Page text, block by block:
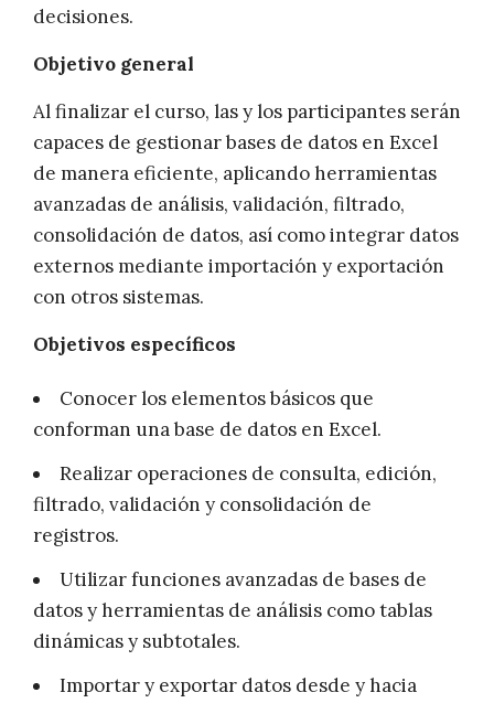
decisiones.
Objetivo general
Al finalizar el curso, las y los participantes serán
capaces de gestionar bases de datos en Excel
de manera eficiente, aplicando herramientas
avanzadas de análisis, validación, filtrado,
consolidación de datos, así como integrar datos
externos mediante importación y exportación
con otros sistemas.
Objetivos específicos
Conocer los elementos básicos que
conforman una base de datos en Excel.
Realizar operaciones de consulta, edición,
filtrado, validación y consolidación de
registros.
Utilizar funciones avanzadas de bases de
datos y herramientas de análisis como tablas
dinámicas y subtotales.
Importar y exportar datos desde y hacia